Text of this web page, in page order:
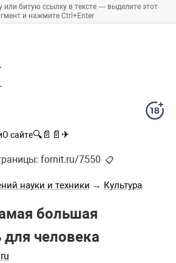
или битую ссылку в тексте — выделите этот
и нажмите Ctrl+Enter
О сайте🔍 📄 📄 ✈
fornit.ru/7550 📋
науки и техники → Культура
большая
для человека